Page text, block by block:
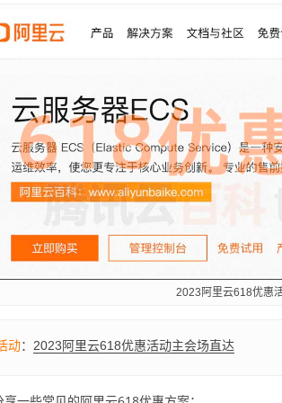
2023阿里云618优惠
动：2023阿里云618优惠活动主会场直达